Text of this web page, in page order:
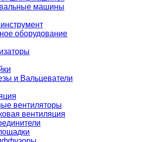
машины
оборудование
и Вальцеватели
вентиляторы
вентиляция